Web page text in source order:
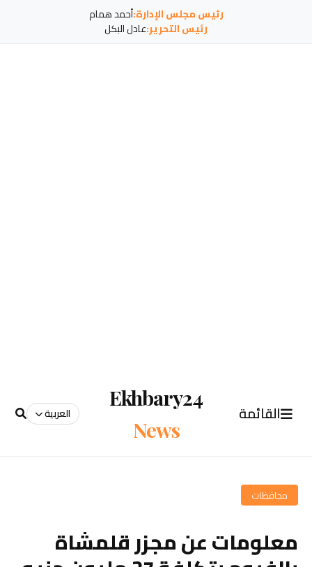
رئيس مجلس الإدارة:أحمد همام
رئيس التحرير:عادل البكل
القائمة
Ekhbary24
News
العربية
محافظات
معلومات عن مجزر قلمشاة